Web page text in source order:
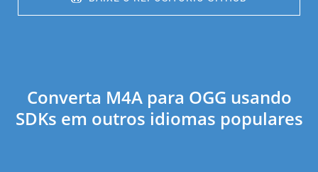
Converta M4A para OGG usando
SDKs em outros idiomas populares